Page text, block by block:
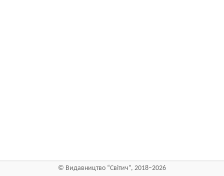
© Видавництво “Світич”, 2018–2026